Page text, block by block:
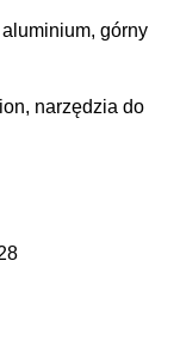
górny
narzędzia do